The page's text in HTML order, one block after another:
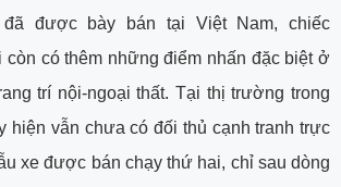
đã được bày bán tại Việt Nam, chiếc
còn có thêm những điểm nhấn đặc biệt ở
trí nội-ngoại thất. Tại thị trường trong
hiện vẫn chưa có đối thủ cạnh tranh trực
xe được bán chạy thứ hai, chỉ sau dòng